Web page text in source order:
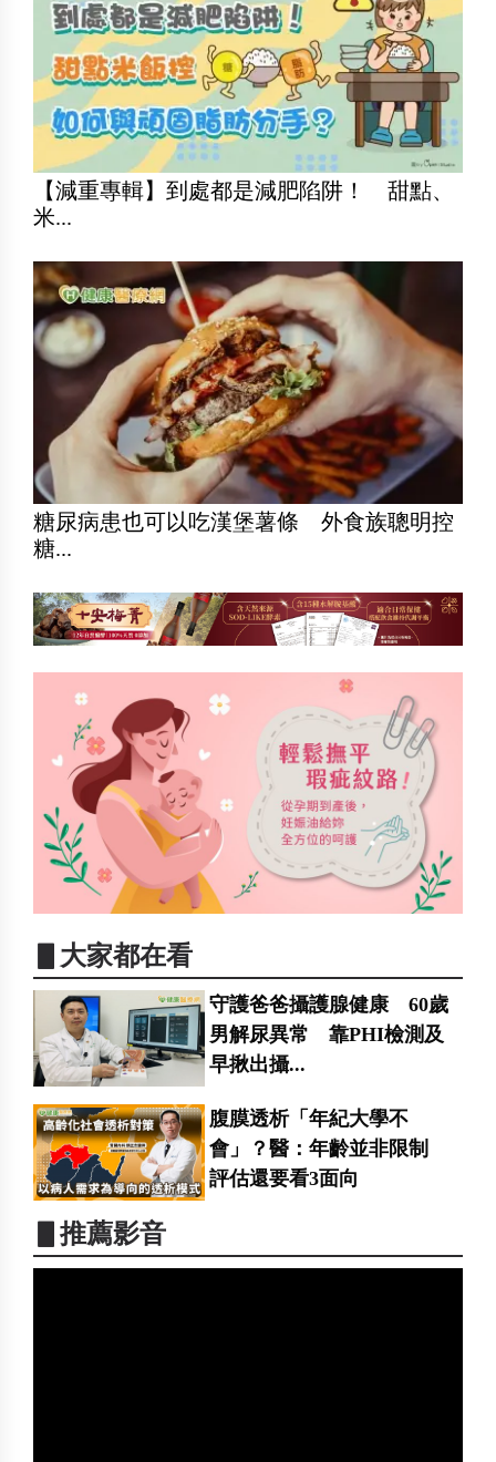
【減重專輯】到處都是減肥陷阱！ 甜點、
米...
糖尿病患也可以吃漢堡薯條 外食族聰明控
糖...
▋大家都在看
守護爸爸攝護腺健康 60歲
男解尿異常 靠PHI檢測及
早揪出攝...
腹膜透析「年紀大學不
會」？醫：年齡並非限制
評估還要看3面向
▋推薦影音